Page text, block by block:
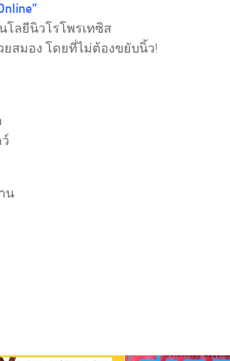
ลยีนิวโรโพรเทซิส
ยสมอง โดยที่ไม่ต้องขยับนิ้ว!
น